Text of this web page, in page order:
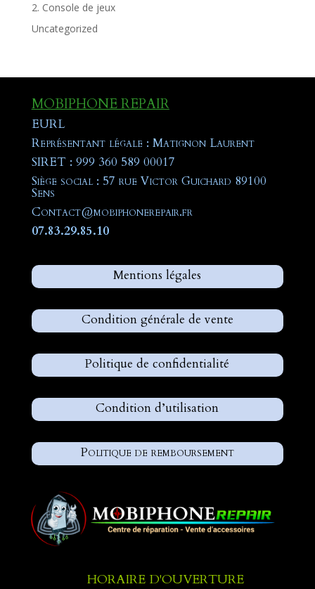
2. Console de jeux
Uncategorized
MOBIPHONE REPAIR
EURL
Représentant légale : Matignon Laurent
SIRET : 999 360 589 00017
Siège social : 57 rue Victor Guichard 89100
Sens
Contact@mobiphonerepair.fr
07.83.29.85.10
Mentions légales
Condition générale de vente
Politique de confidentialité
Condition d’utilisation
Politique de remboursement
HORAIRE D'OUVERTURE